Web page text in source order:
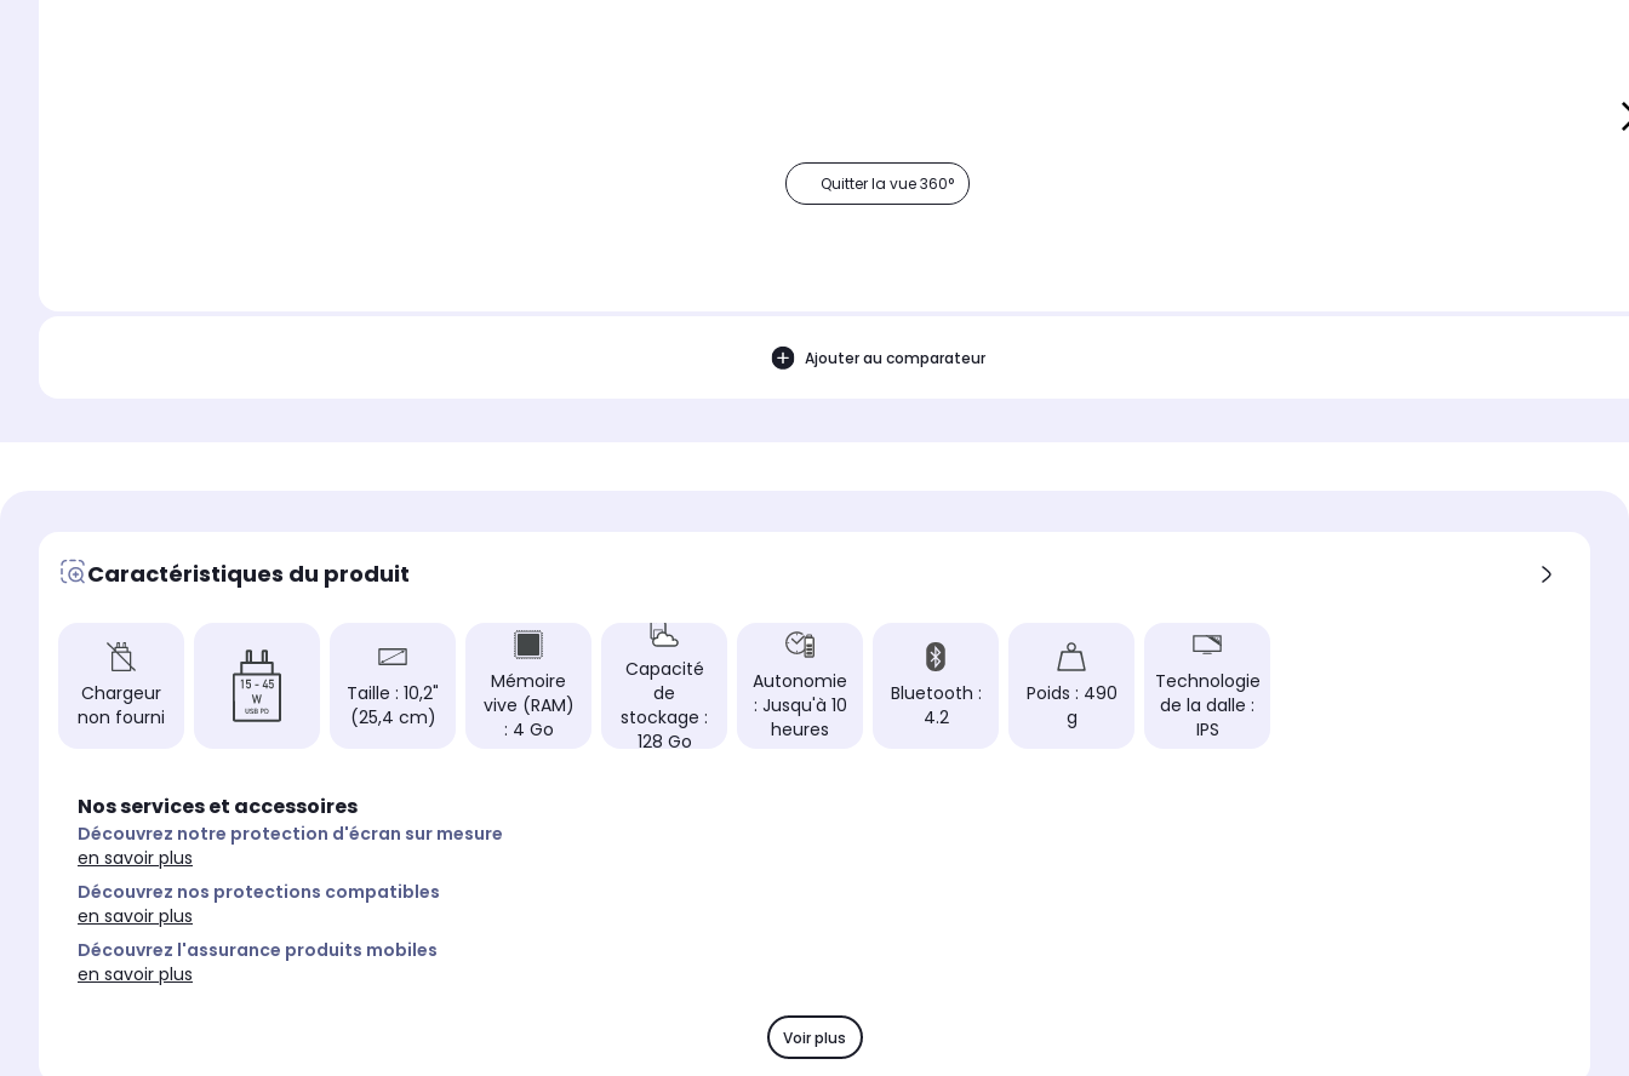
Quitter la vue 360°
Ajouter au comparateur
Caractéristiques du produit
Chargeur
non fourni
Taille : 10,2"
(25,4 cm)
Mémoire
vive (RAM)
: 4 Go
Capacité
de
stockage :
128 Go
Autonomie
: Jusqu'à 10
heures
Bluetooth :
4.2
Poids : 490
g
Technologie
de la dalle :
IPS
Nos services et accessoires
Découvrez notre protection d'écran sur mesure
en savoir plus
Découvrez nos protections compatibles
en savoir plus
Découvrez l'assurance produits mobiles
en savoir plus
Voir plus